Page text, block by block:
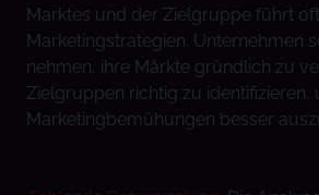
Marktes und der Zielgruppe führt
Marketingstrategien. Unternehmen
nehmen, ihre Märkte gründlich zu
Zielgruppen richtig zu identifizieren,
Marketingbemühungen besser